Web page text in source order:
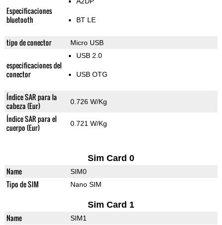
Especificaciones
bluetooth
BT LE
tipo de conector Micro USB
especificaciones del
conector
USB 2.0
USB OTG
Índice SAR para la
cabeza (Eur)
0.726 W/Kg
Índice SAR para el
cuerpo (Eur)
0.721 W/Kg
Sim Card 0
Name SIM0
Tipo de SIM Nano SIM
Sim Card 1
Name SIM1